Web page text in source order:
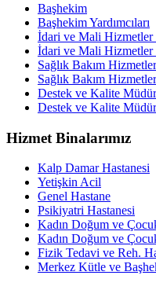
Başhekim
Başhekim Yardımcıları
İdari ve Mali Hizmetler
İdari ve Mali
Sağlık Bakım
Sağlık Bakım
Destek ve Kalite
Destek ve Kalite
Hizmet Binalarımız
Kalp Damar Hastanesi
Yetişkin Acil
Genel Hastane
Psikiyatri Hastanesi
Kadın Doğum ve
Kadın Doğum ve
Fizik Tedavi ve Reh.
Merkez Kütle ve